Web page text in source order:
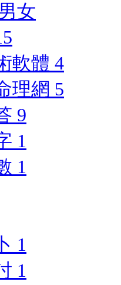
女
軟體 4
理網 5
9
1
1
1
1